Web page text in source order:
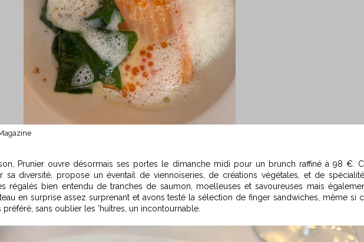
Prunier ouvre désormais ses portes le dimanche midi pour un brunch raffiné à 98 €.
sa diversité, propose un éventail de viennoiseries, de créations végétales, et de
régalés bien entendu de tranches de saumon, moelleuses et savoureuses mais
en surprise assez surprenant et avons testé la sélection de finger sandwiches, même si
sans oublier les ’huîtres, un incontournable.